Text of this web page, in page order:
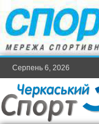
Серпень 6, 2026